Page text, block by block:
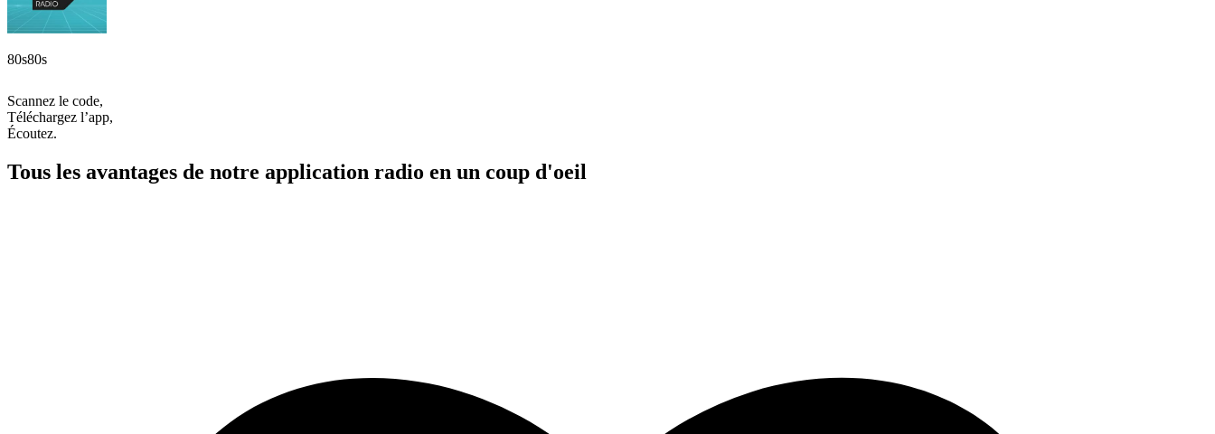
80s80s
Scannez le code,
Téléchargez l’app,
Écoutez.
Tous les avantages de notre application radio en un coup d'oeil